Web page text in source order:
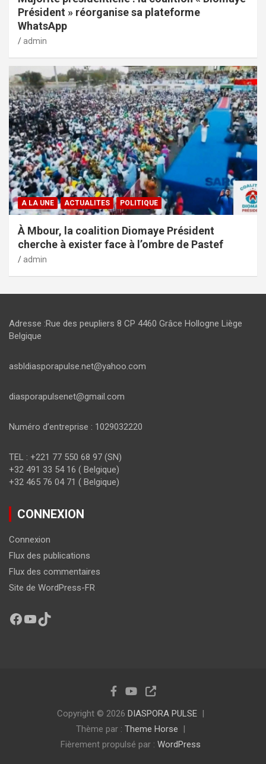
Président » réorganise sa plateforme
WhatsApp
admin
A LA UNE ACTUALITES POLITIQUE
À Mbour, la coalition Diomaye Président
cherche à exister face à l’ombre de Pastef
admin
Adresse :Rue des peupliers 8 CP 4460 Grâce Hollogne Liège
Belgique
asbldiasporapulse.net@yahoo.com
diasporapulsenet@gmail.com
Numéro d’entreprise : 1029032220
TEL : +221 77 550 68 97 (SN)
+32 491 33 54 16 ( Belgique)
+32 465 76 04 71 ( Belgique)
CONNEXION
Connexion
Flux des publications
Flux des commentaires
Site de WordPress-FR
Copyright © 2026 DIASPORA PULSE
Thème par : Theme Horse
Fièrement propulsé par : WordPress